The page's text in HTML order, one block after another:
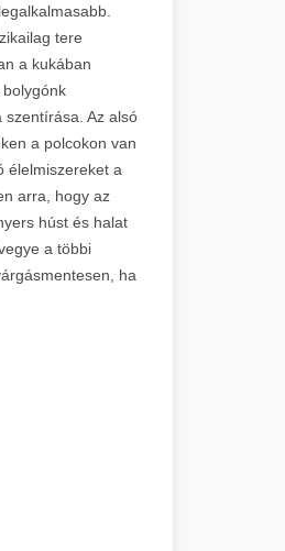
tere
a kukában
szentírása. Az alsó
a polcokon van
élelmiszereket a
arra, hogy az
húst és halat
a többi
ha